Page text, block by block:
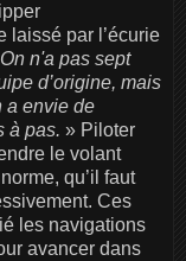
laissé par l’écurie
On n'a pas sept
d’origine, mais
a envie de
à pas. » Piloter
le volant
qu’il faut
Ces
les navigations
avancer dans